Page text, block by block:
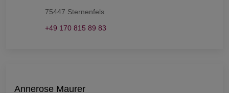
75447 Sternenfels
+49 170 815 89 83
Annerose Maurer